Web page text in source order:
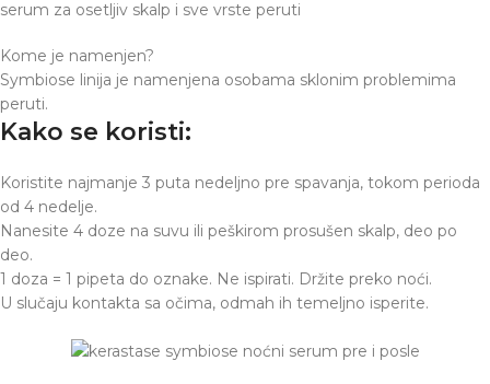
serum za osetljiv skalp i sve vrste peruti
Kome je namenjen?
Symbiose linija je namenjena osobama sklonim problemima
peruti.
Kako se koristi:
Koristite najmanje 3 puta nedeljno pre spavanja, tokom perioda
od 4 nedelje.
Nanesite 4 doze na suvu ili peškirom prosušen skalp, deo po
deo.
1 doza = 1 pipeta do oznake. Ne ispirati. Držite preko noći.
U slučaju kontakta sa očima, odmah ih temeljno isperite.